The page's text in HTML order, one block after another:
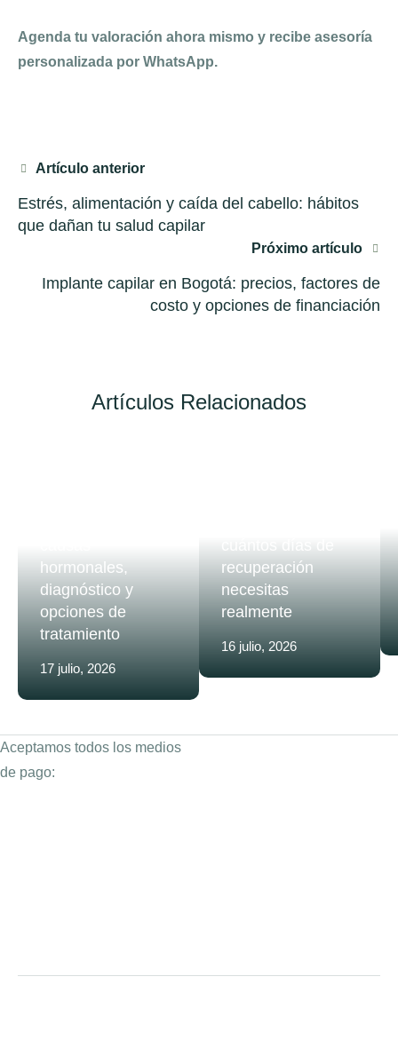
Agenda tu valoración ahora mismo y recibe asesoría
personalizada por WhatsApp.
Artículo anterior
Estrés, alimentación y caída del cabello: hábitos
que dañan tu salud capilar
Próximo artículo
Implante capilar en Bogotá: precios, factores de
costo y opciones de financiación
Artículos Relacionados
hormonales,
diagnóstico y
opciones de
tratamiento
17 julio, 2026
recuperación
necesitas
realmente
16 julio, 2026
Aceptamos todos los medios
de pago: